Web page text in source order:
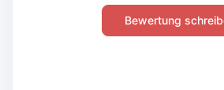
Bewertung